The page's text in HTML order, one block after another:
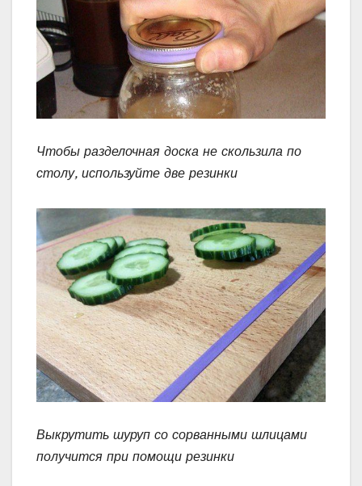
Чтобы разделочная доска не скользила по
столу, используйте две резинки
Выкрутить шуруп со сорванными шлицами
получится при помощи резинки